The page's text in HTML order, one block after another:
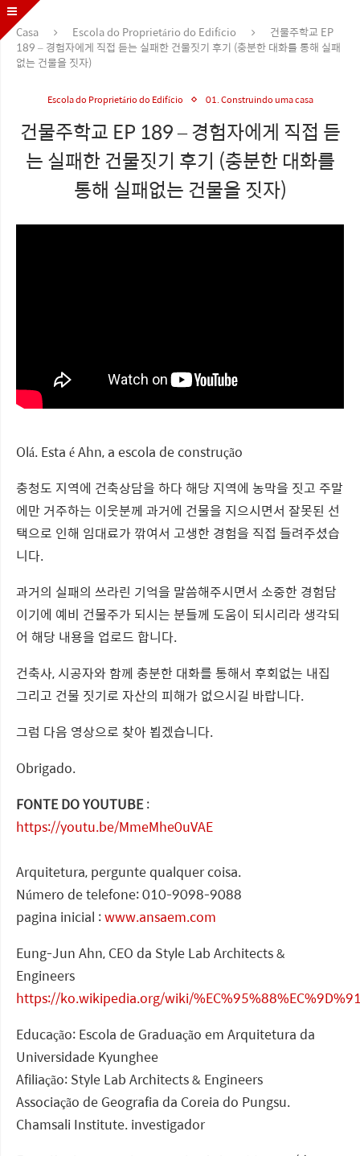
Casa Escola do Proprietário do Edifício
건물주학교 EP
189 – 경험자에게 직접 듣는 실패한 건물짓기 후기 (충분한 대화를 통해 실패
없는 건물을 짓자)
Escola do Proprietário do Edifício 01. Construindo uma casa
건물주학교 EP 189 – 경험자에게 직접 듣
는 실패한 건물짓기 후기 (충분한 대화를
통해 실패없는 건물을 짓자)
Olá. Esta é Ahn, a escola de construção
충청도 지역에 건축상담을 하다 해당 지역에 농막을 짓고 주말
에만 거주하는 이웃분께 과거에 건물을 지으시면서 잘못된 선
택으로 인해 임대료가 깎여서 고생한 경험을 직접 들려주셨습
니다.
과거의 실패의 쓰라린 기억을 말씀해주시면서 소중한 경험담
이기에 예비 건물주가 되시는 분들께 도움이 되시리라 생각되
어 해당 내용을 업로드 합니다.
건축사, 시공자와 함께 충분한 대화를 통해서 후회없는 내집
그리고 건물 짓기로 자산의 피해가 없으시길 바랍니다.
그럼 다음 영상으로 찾아 뵙겠습니다.
Obrigado.
FONTE DO YOUTUBE:
https://youtu.be/MmeMhe0uVAE
Arquitetura, pergunte qualquer coisa.
Número de telefone: 010-9098-9088
pagina inicial :www.ansaem.com
Eung-Jun Ahn, CEO da Style Lab Architects &
Engineers
https://ko.wikipedia.org/wiki/
Educação: Escola de Graduação em Arquitetura da
Universidade Kyunghee
Afiliação: Style Lab Architects & Engineers
Associação de Geografia da Coreia do Pungsu.
Chamsali Institute. investigador